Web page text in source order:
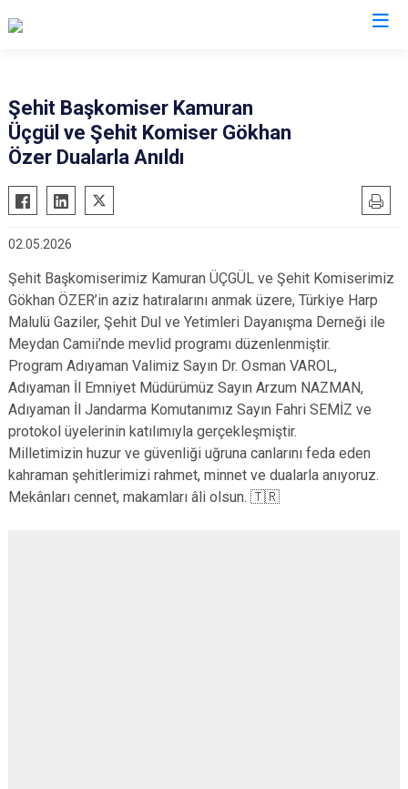
Şehit Başkomiser Kamuran
Üçgül ve Şehit Komiser Gökhan
Özer Dualarla Anıldı
02.05.2026
Şehit Başkomiserimiz Kamuran ÜÇGÜL ve Şehit Komiserimiz
Gökhan ÖZER’in aziz hatıralarını anmak üzere, Türkiye Harp
Malulü Gaziler, Şehit Dul ve Yetimleri Dayanışma Derneği ile
Meydan Camii’nde mevlid programı düzenlenmiştir.
Program Adıyaman Valimiz Sayın Dr. Osman VAROL,
Adıyaman İl Emniyet Müdürümüz Sayın Arzum NAZMAN,
Adıyaman İl Jandarma Komutanımız Sayın Fahri SEMİZ ve
protokol üyelerinin katılımıyla gerçekleşmiştir.
Milletimizin huzur ve güvenliği uğruna canlarını feda eden
kahraman şehitlerimizi rahmet, minnet ve dualarla anıyoruz.
Mekânları cennet, makamları âli olsun. 🇹🇷